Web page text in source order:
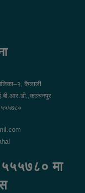
कैलाली
मा